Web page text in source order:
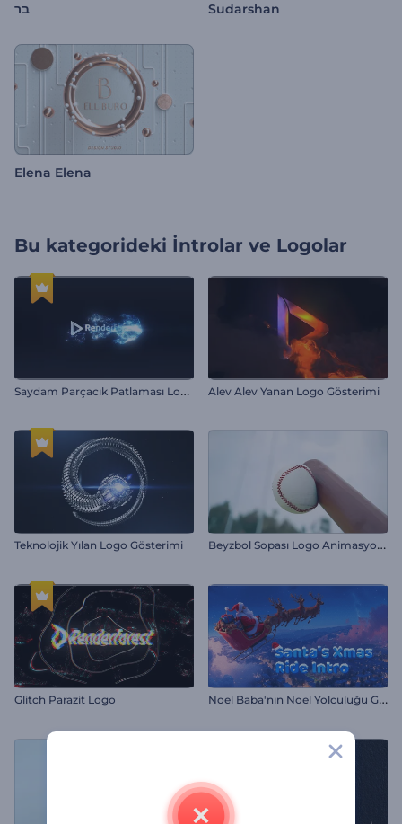
בר Sudarshan
Elena Elena
Bu kategorideki İntrolar ve Logolar
S
aydam Parçacık Patlaması Logo Gösterimi Alev Alev Yanan Logo Gösterimi
Teknolojik Yılan Logo Gösterimi B
eyzbol Sopası Logo Animasyonu
Glitch Parazit Logo N
oel Baba'nın Noel Yolculuğu Girişi